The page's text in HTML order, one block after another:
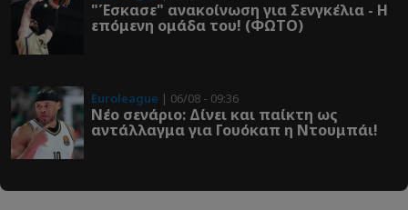
"Έσκασε" ανακοίνωση για Σενγκέλια - Η
επόμενη ομάδα του! (ΦΩΤΟ)
Euroleague | 06/08 - 09:36
Νέο σενάριο: Δίνει και παίκτη ως
αντάλλαγμα για Γουόκαπ η Ντουμπάι!